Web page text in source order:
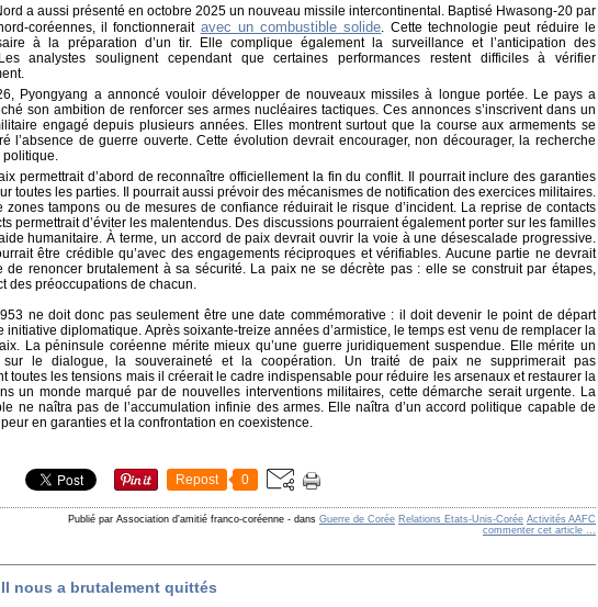
a aussi présenté en octobre 2025 un nouveau missile intercontinental. Baptisé Hwasong-20 par
coréennes, il fonctionnerait avec un combustible solide. Cette technologie peut réduire le
à la préparation d’un tir. Elle complique également la surveillance et l’anticipation des
analystes soulignent cependant que certaines performances restent difficiles à vérifier
Pyongyang a annoncé vouloir développer de nouveaux missiles à longue portée. Le pays a
son ambition de renforcer ses armes nucléaires tactiques. Ces annonces s’inscrivent dans un
engagé depuis plusieurs années. Elles montrent surtout que la course aux armements se
l’absence de guerre ouverte. Cette évolution devrait encourager, non décourager, la recherche
politique.
permettrait d’abord de reconnaître officiellement la fin du conflit. Il pourrait inclure des garanties
toutes les parties. Il pourrait aussi prévoir des mécanismes de notification des exercices militaires.
zones tampons ou de mesures de confiance réduirait le risque d’incident. La reprise de contacts
permettrait d’éviter les malentendus. Des discussions pourraient également porter sur les familles
humanitaire. À terme, un accord de paix devrait ouvrir la voie à une désescalade progressive.
être crédible qu’avec des engagements réciproques et vérifiables. Aucune partie ne devrait
de renoncer brutalement à sa sécurité. La paix ne se décrète pas : elle se construit par étapes,
des préoccupations de chacun.
ne doit donc pas seulement être une date commémorative : il doit devenir le point de départ
initiative diplomatique. Après soixante-treize années d’armistice, le temps est venu de remplacer la
La péninsule coréenne mérite mieux qu’une guerre juridiquement suspendue. Elle mérite un
sur le dialogue, la souveraineté et la coopération. Un traité de paix ne supprimerait pas
toutes les tensions mais il créerait le cadre indispensable pour réduire les arsenaux et restaurer la
un monde marqué par de nouvelles interventions militaires, cette démarche serait urgente. La
ne naîtra pas de l’accumulation infinie des armes. Elle naîtra d’un accord politique capable de
en garanties et la confrontation en coexistence.
Repost 0
Publié par Association d'amitié franco-coréenne - dans Guerre de Corée Relations Etats-Unis-Corée Activités AAFC
commenter cet article …
nous a brutalement quittés